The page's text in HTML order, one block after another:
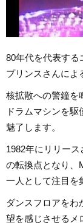
80年代を代表する
プリンスさんによ
核拡散への警鐘を
ドラムマシンを
魅了します。
1982年にリリー
の転換点となり、
一人として注目を
ダンスフロアをわ
望を感じさせるメ